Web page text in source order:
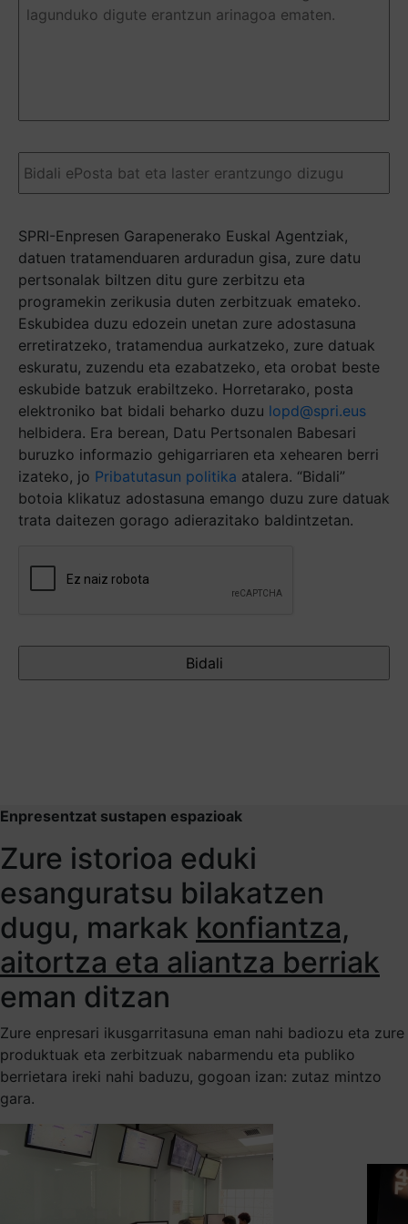
pregunta (Required)
Email (Required)
SPRI-Enpresen Garapenerako Euskal Agentziak,
datuen tratamenduaren arduradun gisa, zure datu
pertsonalak biltzen ditu gure zerbitzu eta
programekin zerikusia duten zerbitzuak emateko.
Eskubidea duzu edozein unetan zure adostasuna
erretiratzeko, tratamendua aurkatzeko, zure datuak
eskuratu, zuzendu eta ezabatzeko, eta orobat beste
eskubide batzuk erabiltzeko. Horretarako, posta
elektroniko bat bidali beharko duzu lopd@spri.eus
helbidera. Era berean, Datu Pertsonalen Babesari
buruzko informazio gehigarriaren eta xehearen berri
izateko, jo Pribatutasun politika atalera. “Bidali”
botoia klikatuz adostasuna emango duzu zure datuak
trata daitezen gorago adierazitako baldintzetan.
Enpresentzat sustapen espazioak
Zure istorioa eduki
esanguratsu bilakatzen
dugu, markak konfiantza,
aitortza eta aliantza berriak
eman ditzan
Zure enpresari ikusgarritasuna eman nahi badiozu eta zure
produktuak eta zerbitzuak nabarmendu eta publiko
berrietara ireki nahi baduzu, gogoan izan: zutaz mintzo
gara.